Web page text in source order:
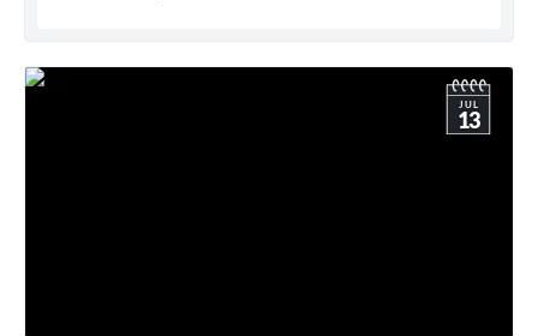
JUL
13